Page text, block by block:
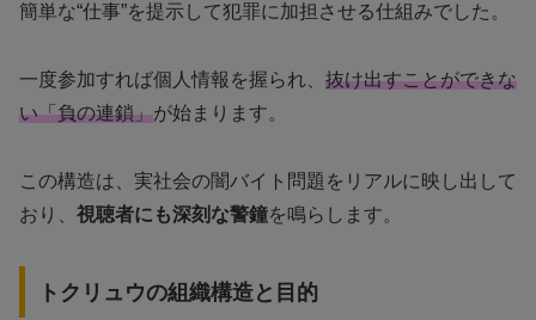
簡単な“仕事”を提示して犯罪に加担させる仕組みでした。
一度参加すれば個人情報を握られ、 抜け出すことができな
い「負の連鎖」が始まります。
この構造は、実社会の闇バイト問題をリアルに映し出して
おり、 視聴者にも深刻な警鐘を鳴らします。
トクリュウの組織構造と目的